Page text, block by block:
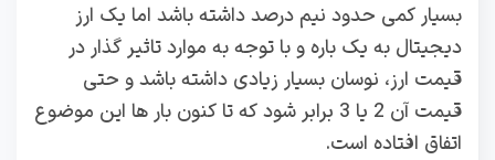
بسیار کمی حدود نیم درصد داشته باشد اما یک ارز
دیجیتال به یک باره و با توجه به موارد تاثیر گذار در
قیمت ارز، نوسان بسیار زیادی داشته باشد و حتی
قیمت آن 2 یا 3 برابر شود که تا کنون بار ها این موضوع
اتفاق افتاده است.